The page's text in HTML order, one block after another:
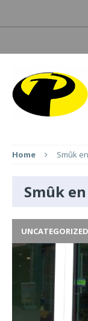
Home Smûk
Smûk
UNCATEGORIZED